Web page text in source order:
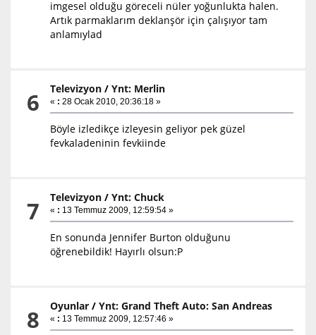
imgesel olduğu göreceli nüler yoğunlukta halen.
Artık parmaklarım deklanşör için çalışıyor tam
anlamıylad
6 Televizyon /Ynt: Merlin
« : 28 Ocak 2010, 20:36:18 »
Böyle izledikçe izleyesin geliyor pek güzel
fevkaladeninin fevkiinde
7 Televizyon /Ynt: Chuck
« : 13 Temmuz 2009, 12:59:54 »
En sonunda Jennifer Burton olduğunu
öğrenebildik! Hayırlı olsun:P
8 Oyunlar /Ynt: Grand Theft Auto: San Andreas
« : 13 Temmuz 2009, 12:57:46 »